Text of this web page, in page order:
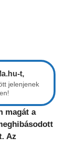
t,
jelenjenek
magát a
Az